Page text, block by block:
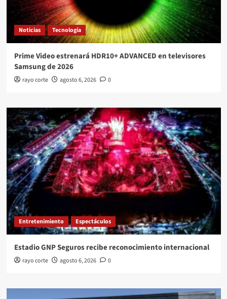
Noticias Tecnología
Prime Video estrenará HDR10+ ADVANCED en televisores
Samsung de 2026
rayo corte agosto 6, 2026 0
Entretenimiento Espectáculos
Estadio GNP Seguros recibe reconocimiento internacional
rayo corte agosto 6, 2026 0